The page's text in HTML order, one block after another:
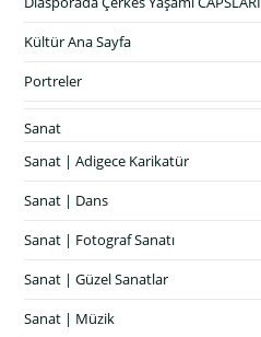
Kültür Ana Sayfa
Portreler
Sanat
Sanat | Adigece Karikatür
Sanat | Dans
Sanat | Fotograf Sanatı
Sanat | Güzel Sanatlar
Sanat | Müzik